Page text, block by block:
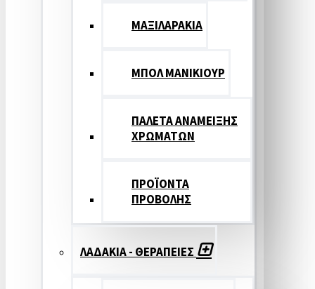
ΜΑΞΙΛΑΡΑΚΙΑ
ΜΠΟΛ ΜΑΝΙΚΙΟΥΡ
ΠΑΛΕΤΑ ΑΝΑΜΕΙΞΗΣ
ΧΡΩΜΑΤΩΝ
ΠΡΟΪΟΝΤΑ
ΠΡΟΒΟΛΗΣ
ΛΑΔΑΚΙΑ - ΘΕΡΑΠΕΙΕΣ